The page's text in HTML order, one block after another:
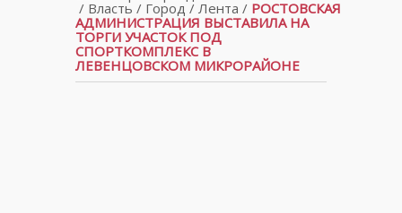
/ Власть / Город / Лента / РОСТОВСКАЯ
АДМИНИСТРАЦИЯ ВЫСТАВИЛА НА
ТОРГИ УЧАСТОК ПОД
СПОРТКОМПЛЕКС В
ЛЕВЕНЦОВСКОМ МИКРОРАЙОНЕ